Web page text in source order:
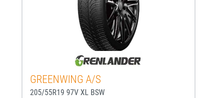
GREENWING A/S
205/55R19 97V XL BSW